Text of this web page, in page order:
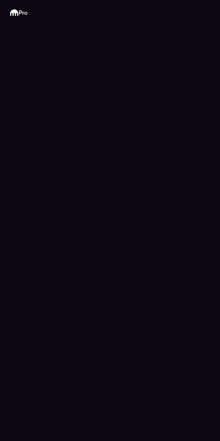
Kraken
Pro